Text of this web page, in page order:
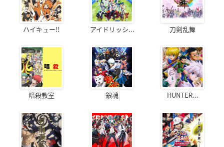
ハイキュー!! アイドリッシ... 刀剣乱舞
暗殺教室 銀魂 HUNTER...